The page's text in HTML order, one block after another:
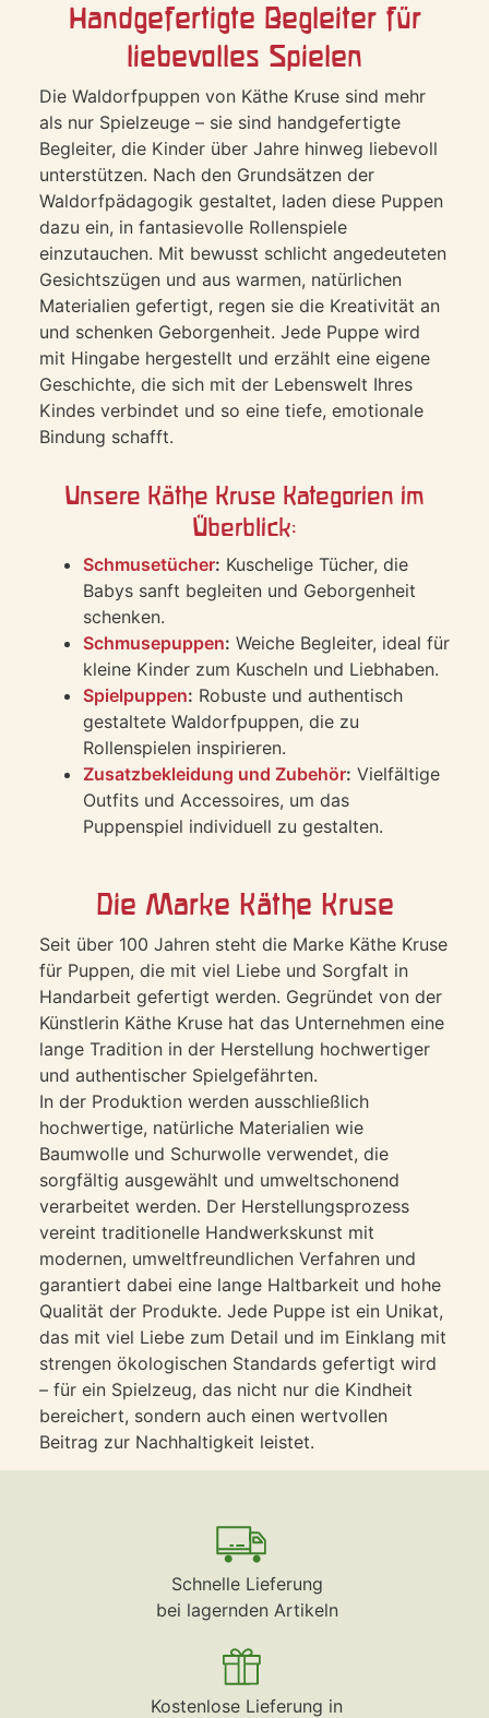
Handgefertigte Begleiter für
liebevolles Spielen
Die Waldorfpuppen von Käthe Kruse sind mehr
als nur Spielzeuge – sie sind handgefertigte
Begleiter, die Kinder über Jahre hinweg liebevoll
unterstützen. Nach den Grundsätzen der
Waldorfpädagogik gestaltet, laden diese Puppen
dazu ein, in fantasievolle Rollenspiele
einzutauchen. Mit bewusst schlicht angedeuteten
Gesichtszügen und aus warmen, natürlichen
Materialien gefertigt, regen sie die Kreativität an
und schenken Geborgenheit. Jede Puppe wird
mit Hingabe hergestellt und erzählt eine eigene
Geschichte, die sich mit der Lebenswelt Ihres
Kindes verbindet und so eine tiefe, emotionale
Bindung schafft.
Unsere Käthe Kruse Kategorien im
Überblick:
Schmusetücher: Kuschelige Tücher, die
Babys sanft begleiten und Geborgenheit
schenken.
Schmusepuppen: Weiche Begleiter, ideal für
kleine Kinder zum Kuscheln und Liebhaben.
Spielpuppen: Robuste und authentisch
gestaltete Waldorfpuppen, die zu
Rollenspielen inspirieren.
Zusatzbekleidung und Zubehör: Vielfältige
Outfits und Accessoires, um das
Puppenspiel individuell zu gestalten.
Die Marke Käthe Kruse
Seit über 100 Jahren steht die Marke Käthe Kruse
für Puppen, die mit viel Liebe und Sorgfalt in
Handarbeit gefertigt werden. Gegründet von der
Künstlerin Käthe Kruse hat das Unternehmen eine
lange Tradition in der Herstellung hochwertiger
und authentischer Spielgefährten.
In der Produktion werden ausschließlich
hochwertige, natürliche Materialien wie
Baumwolle und Schurwolle verwendet, die
sorgfältig ausgewählt und umweltschonend
verarbeitet werden. Der Herstellungsprozess
vereint traditionelle Handwerkskunst mit
modernen, umweltfreundlichen Verfahren und
garantiert dabei eine lange Haltbarkeit und hohe
Qualität der Produkte. Jede Puppe ist ein Unikat,
das mit viel Liebe zum Detail und im Einklang mit
strengen ökologischen Standards gefertigt wird
– für ein Spielzeug, das nicht nur die Kindheit
bereichert, sondern auch einen wertvollen
Beitrag zur Nachhaltigkeit leistet.
Schnelle Lieferung
bei lagernden Artikeln
Kostenlose Lieferung in